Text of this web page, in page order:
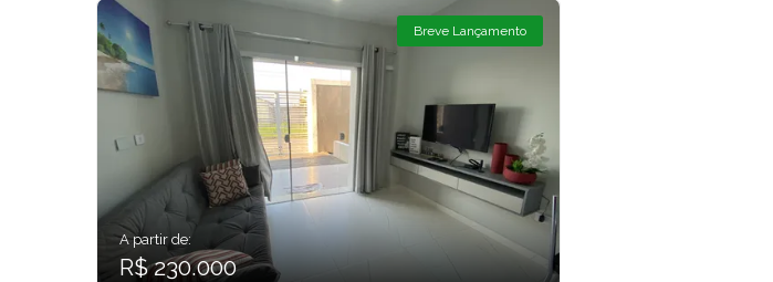
Breve Lançamento
A partir de:
R$ 230.000